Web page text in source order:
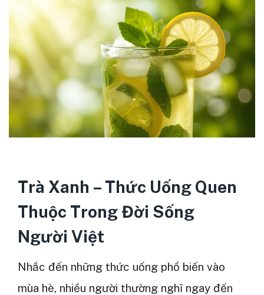
Trà Xanh – Thức Uống Quen
Thuộc Trong Đời Sống
Người Việt
Nhắc đến những thức uống phổ biến vào
mùa hè, nhiều người thường nghĩ ngay đến